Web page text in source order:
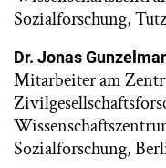
Sozialforschung,
Dr. Jonas
Mitarbeiter am
Sozialforschung,